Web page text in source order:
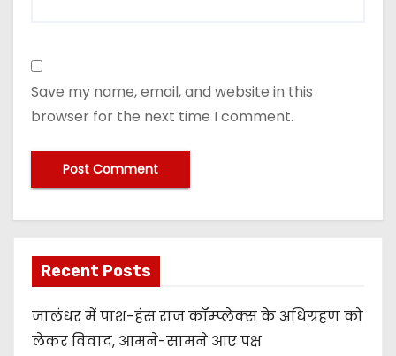
Save my name, email, and website in this
browser for the next time I comment.
Recent Posts
जालंधर में पाश-हंस राज कॉम्प्लेक्स के अधिग्रहण को
लेकर विवाद, आमने-सामने आए पक्ष